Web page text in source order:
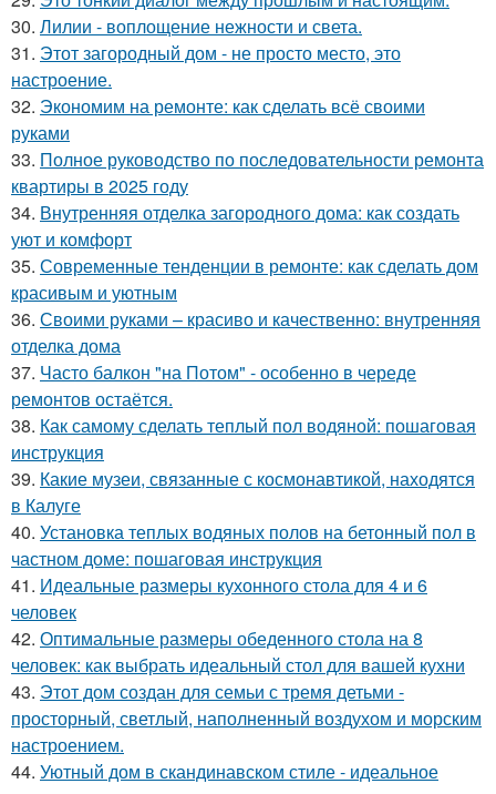
30. Лилии - воплощение нежности и света.
31. Этот загородный дом - не просто место, это
настроение.
32. Экономим на ремонте: как сделать всё своими
руками
33. Полное руководство по последовательности ремонта
квартиры в 2025 году
34. Внутренняя отделка загородного дома: как создать
уют и комфорт
35. Современные тенденции в ремонте: как сделать дом
красивым и уютным
36. Своими руками – красиво и качественно: внутренняя
отделка дома
37. Часто балкон "на Потом" - особенно в череде
ремонтов остаётся.
38. Как самому сделать теплый пол водяной: пошаговая
инструкция
39. Какие музеи, связанные с космонавтикой, находятся
в Калуге
40. Установка теплых водяных полов на бетонный пол в
частном доме: пошаговая инструкция
41. Идеальные размеры кухонного стола для 4 и 6
человек
42. Оптимальные размеры обеденного стола на 8
человек: как выбрать идеальный стол для вашей кухни
43. Этот дом создан для семьи с тремя детьми -
просторный, светлый, наполненный воздухом и морским
настроением.
44. Уютный дом в скандинавском стиле - идеальное